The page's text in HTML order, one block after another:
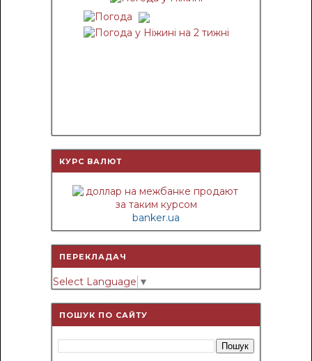
КУРС ВАЛЮТ
banker.ua
ПЕРЕКЛАДАЧ
Select Language ▼
ПОШУК ПО САЙТУ